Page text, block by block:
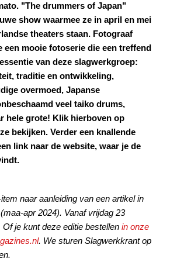
"The drummers of Japan"
show waarmee ze in april en mei
theaters staan. Fotograaf
een mooie fotoserie die een treffend
van deze slagwerkgroep:
traditie en ontwikkeling,
overmoed, Japanse
veel taiko drums,
hele grote! Klik hierboven op
bekijken. Verder een knallende
link naar de website, waar je de
naar aanleiding van een artikelin
apr 2024). Vanaf vrijdag 23
je kunt deze editie bestellen in onze
. We sturen Slagwerkkrant op